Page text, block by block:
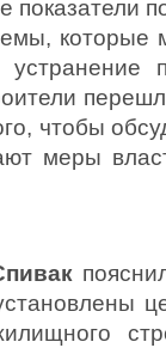
показатели
которые
чтобы
меры